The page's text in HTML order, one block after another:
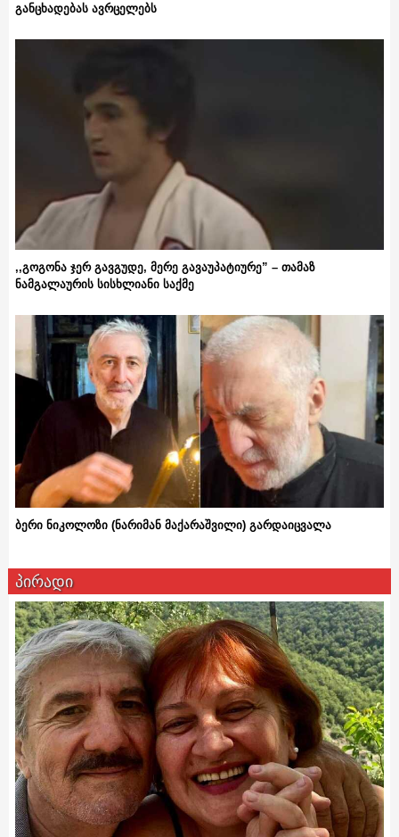
განცხადებას ავრცელებს
,,გოგონა ჯერ გავგუდე, მერე გავაუპატიურე” – თამაზ
ნამგალაურის სისხლიანი საქმე
ბერი ნიკოლოზი (ნარიმან მაქარაშვილი) გარდაიცვალა
პირადი